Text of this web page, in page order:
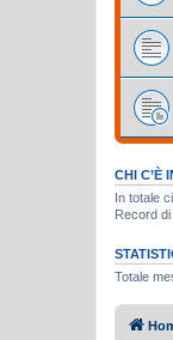
CHI C’È
In totale
Record
Totale